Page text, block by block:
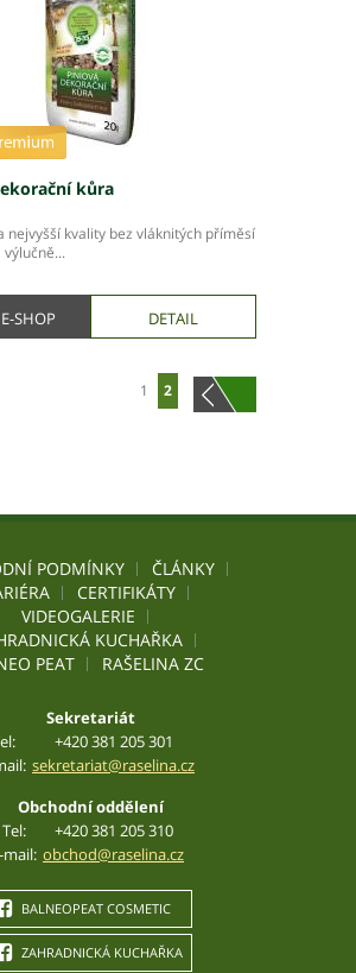
kůra
nejvyšší kvality bez vláknitých příměsí
E-SHOP DETAIL
1 2
PODMÍNKY
ČLÁNKY
CERTIFIKÁTY
VIDEOGALERIE
KUCHAŘKA
PEAT
RAŠELINA ZC
Sekretariát
+420 381 205 301
sekretariat@raselina.cz
Obchodní oddělení
Tel:
+420 381 205 310
mail: obchod@raselina.cz
BALNEOPEAT COSMETIC
ZAHRADNICKÁ KUCHAŘKA